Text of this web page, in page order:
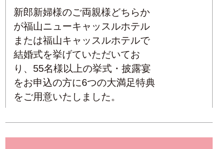
新郎新婦様のご両親様どちらか
が福山ニューキャッスルホテル
または福山キャッスルホテルで
結婚式を挙げていただいてお
り、55名様以上の挙式・披露宴
をお申込の方に6つの大満足特典
をご用意いたしました。